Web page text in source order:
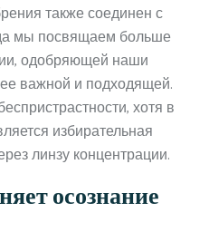
также соединен с
мы посвящаем больше
одобряющей наши
важной и подходящей.
хотя в
избирательная
линзу концентрации.
осознание